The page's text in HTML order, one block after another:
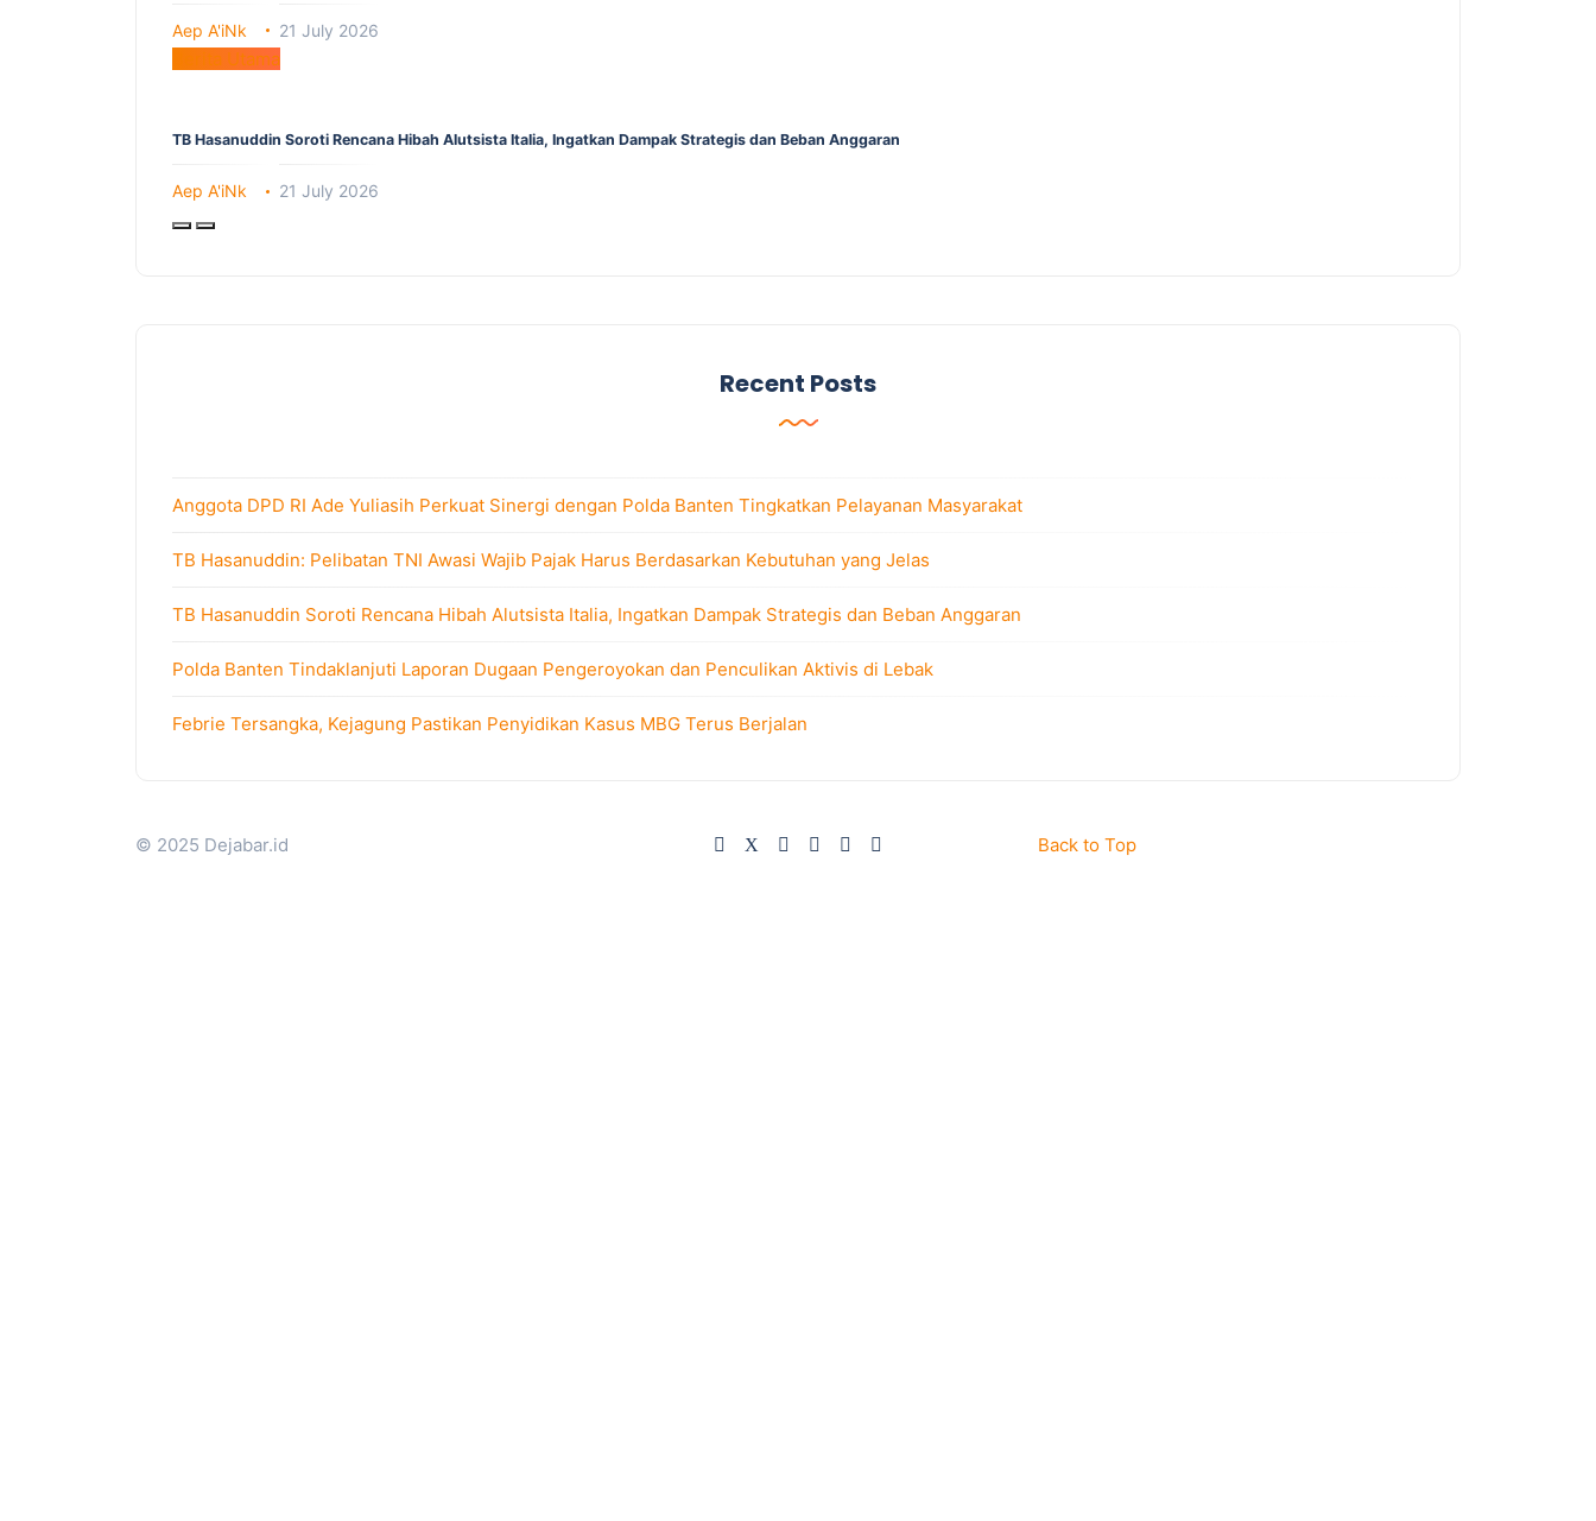
Aep A'iNk 21 July 2026
Berita Utama
TB Hasanuddin Soroti Rencana Hibah Alutsista Italia, Ingatkan Dampak Strategis dan Beban Anggaran
Aep A'iNk 21 July 2026
Recent Posts
Anggota DPD RI Ade Yuliasih Perkuat Sinergi dengan Polda Banten Tingkatkan Pelayanan Masyarakat
TB Hasanuddin: Pelibatan TNI Awasi Wajib Pajak Harus Berdasarkan Kebutuhan yang Jelas
TB Hasanuddin Soroti Rencana Hibah Alutsista Italia, Ingatkan Dampak Strategis dan Beban Anggaran
Polda Banten Tindaklanjuti Laporan Dugaan Pengeroyokan dan Penculikan Aktivis di Lebak
Febrie Tersangka, Kejagung Pastikan Penyidikan Kasus MBG Terus Berjalan
© 2025 Dejabar.id Back to Top